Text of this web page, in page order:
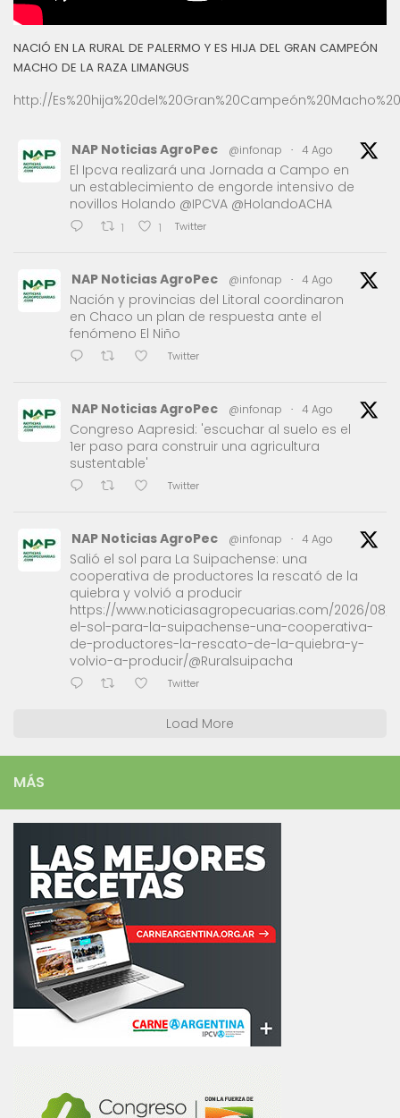
NACIÓ EN LA RURAL DE PALERMO Y ES HIJA DEL GRAN CAMPEÓN
MACHO DE LA RAZA LIMANGUS
http://
NAP Noticias AgroPec @infonap · 4 Ago
El Ipcva realizará una Jornada a Campo en
un establecimiento de engorde intensivo de
novillos Holando @IPCVA @HolandoACHA
1 1 Twitter
NAP Noticias AgroPec @infonap · 4 Ago
Nación y provincias del Litoral coordinaron
en Chaco un plan de respuesta ante el
fenómeno El Niño
Twitter
NAP Noticias AgroPec @infonap · 4 Ago
Congreso Aapresid: 'escuchar al suelo es el
1er paso para construir una agricultura
sustentable'
Twitter
NAP Noticias AgroPec @infonap · 4 Ago
Salió el sol para La Suipachense: una
cooperativa de productores la rescató de la
quiebra y volvió a producir
https://www.noticiasagropecuarias.com/2026/08/
el-sol-para-la-suipachense-una-cooperativa-
de-productores-la-rescato-de-la-quiebra-y-
volvio-a-producir/@Ruralsuipacha
Twitter
Load More
MÁS